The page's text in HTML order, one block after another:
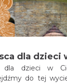
dla dzieci
dla dzieci w
do tej